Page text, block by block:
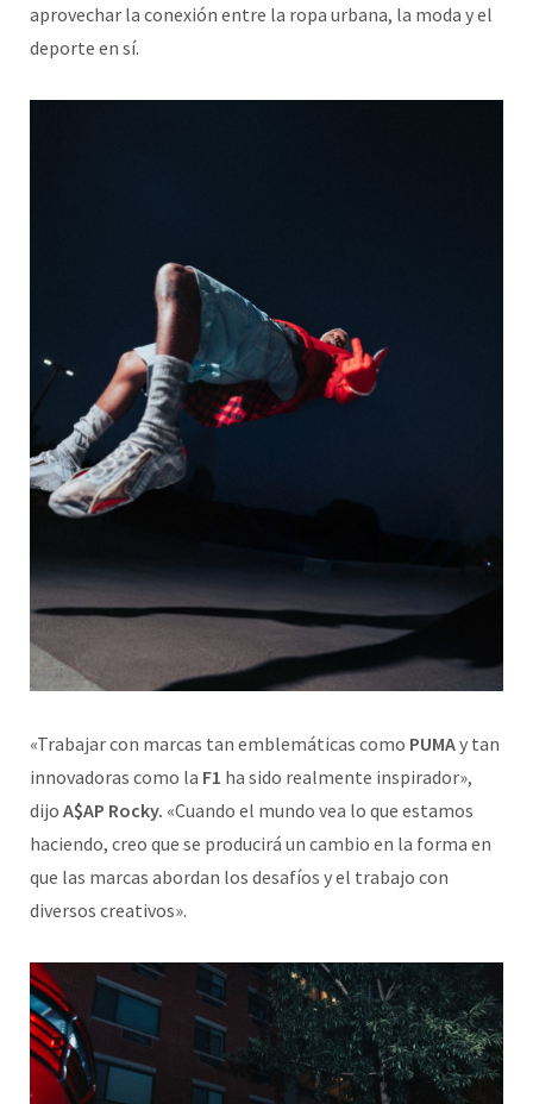
aprovechar la conexión entre la ropa urbana, la moda y el
deporte en sí.
«Trabajar con marcas tan emblemáticas como PUMAy tan
innovadoras como la F1 ha sido realmente inspirador»,
dijo A$AP Rocky. «Cuando el mundo vea lo que estamos
haciendo, creo que se producirá un cambio en la forma en
que las marcas abordan los desafíos y el trabajo con
diversos creativos».